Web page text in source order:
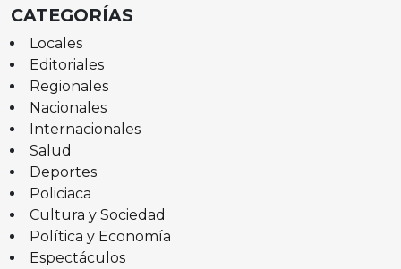
CATEGORÍAS
Locales
Editoriales
Regionales
Nacionales
Internacionales
Salud
Deportes
Policiaca
Cultura y Sociedad
Política y Economía
Espectáculos